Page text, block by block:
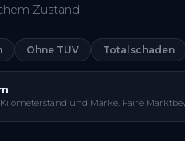
Zustand.
Ohne TÜV Totalschaden
und Marke. Faire